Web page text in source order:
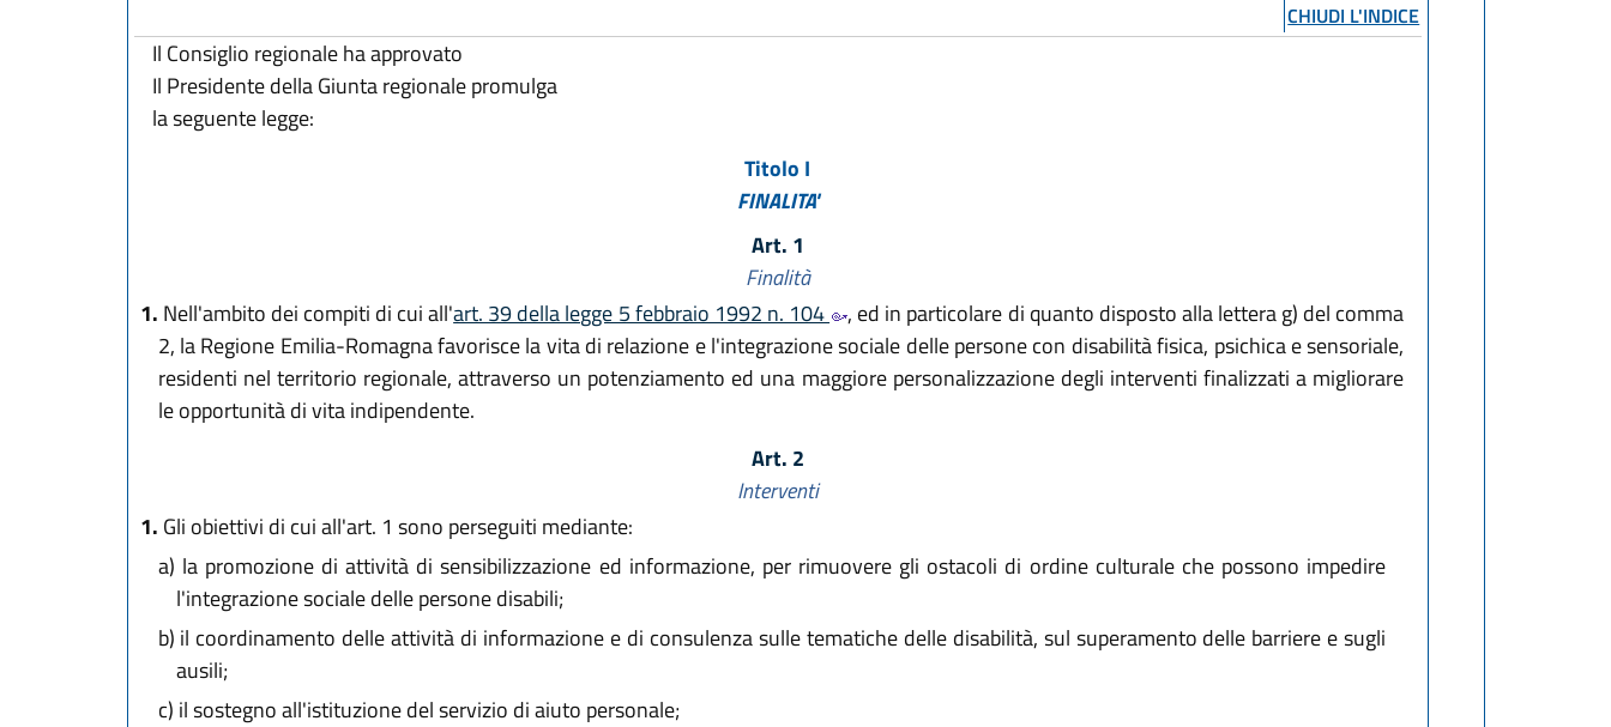
CHIUDI L'INDICE
Il Consiglio regionale ha approvato
Il Presidente della Giunta regionale promulga
la seguente legge:
Titolo I
FINALITA'
Art. 1
Finalità
1. Nell'ambito dei compiti di cui all'art. 39 della legge 5 febbraio 1992 n. 104
, ed in particolare di quanto disposto alla lettera g) del comma
2, la Regione Emilia-Romagna favorisce la vita di relazione e l'integrazione sociale delle persone con disabilità fisica, psichica e sensoriale,
residenti nel territorio regionale, attraverso un potenziamento ed una maggiore personalizzazione degli interventi finalizzati a migliorare
le opportunità di vita indipendente.
Art. 2
Interventi
1. Gli obiettivi di cui all'art. 1 sono perseguiti mediante:
a) la promozione di attività di sensibilizzazione ed informazione, per rimuovere gli ostacoli di ordine culturale che possono impedire
l'integrazione sociale delle persone disabili;
b) il coordinamento delle attività di informazione e di consulenza sulle tematiche delle disabilità, sul superamento delle barriere e sugli
ausili;
c) il sostegno all'istituzione del servizio di aiuto personale;